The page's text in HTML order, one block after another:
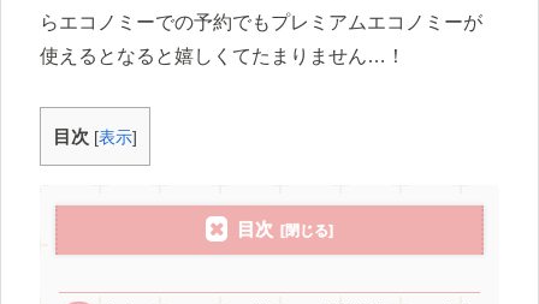
らエコノミーでの予約でもプレミアムエコノミーが
使えるとなると嬉しくてたまりません…！
目次 [表示]
目次